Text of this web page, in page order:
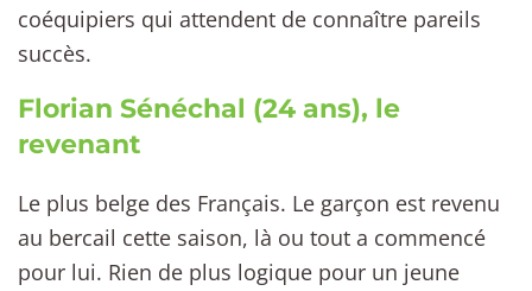
coéquipiers qui attendent de connaître pareils
succès.
Florian Sénéchal (24 ans), le
revenant
Le plus belge des Français. Le garçon est revenu
au bercail cette saison, là ou tout a commencé
pour lui. Rien de plus logique pour un jeune